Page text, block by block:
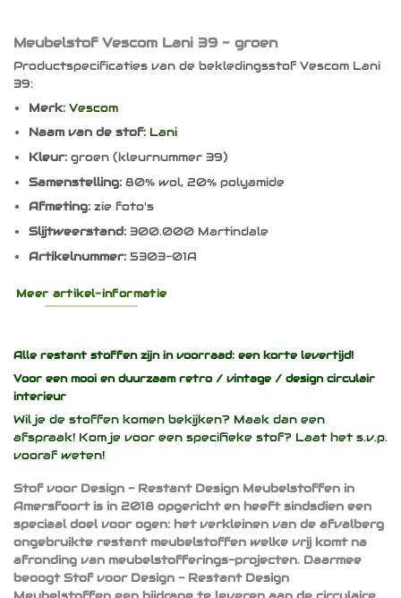
Meubelstof Vescom Lani 39 - groen
Productspecificaties van de bekledingsstof Vescom Lani
39:
Merk: Vescom
Naam van de stof: Lani
Kleur: groen (kleurnummer 39)
Samenstelling: 80% wol, 20% polyamide
Afmeting:zie foto's
Slijtweerstand:300.000 Martindale
Artikelnummer:5303-01A
Meer artikel-informatie
Alle restant stoffen zijn in voorraad: een korte levertijd!
Voor een mooi en duurzaam retro / vintage / design circulair
interieur
Wil je de stoffen komen bekijken? Maak dan een
afspraak! Kom je voor een specifieke stof? Laat het s.v.p.
vooraf weten!
Stof voor Design - Restant Design Meubelstoffen in
Amersfoort is in 2018 opgericht en heeft sindsdien een
speciaal doel voor ogen: het verkleinen van de afvalberg
ongebruikte restant meubelstoffen welke vrij komt na
afronding van meubelstofferings-projecten. Daarmee
beoogt Stof voor Design - Restant Design